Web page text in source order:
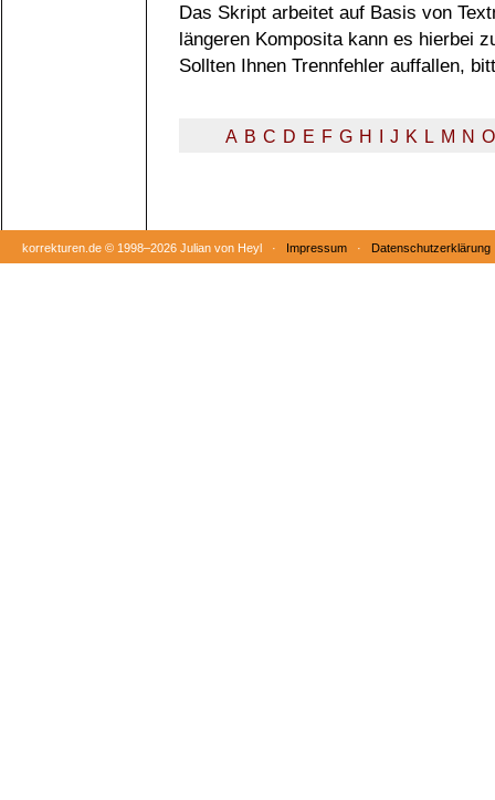
Das Skript arbeitet auf Basis von
längeren Komposita kann es hierbei
Sollten Ihnen Trennfehler auffallen,
A B C D E F G H J K L M N O
korrekturen.de © 1998–2026 Julian von Heyl · Impressum · Datenschutzerklärung